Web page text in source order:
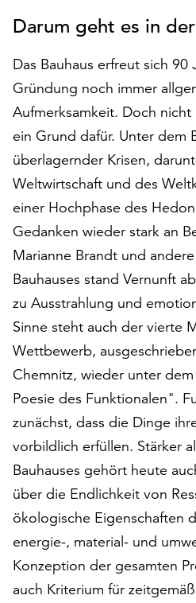
auf
„Alle
um
alle
Cookies
akzeptieren.
Sie
können
Ihr
Einverständnis
jederzeit
ändern
und
Dafür
steht
Ihnen
am
Ende
der
Seite
Schaltfläche
„Cookie-
Einstellungen“
zur
Verfügung.
Funktionale
Cookies
werden
Darum geht es in
Das Bauhaus erfreut sich 90
Gründung noch immer
Aufmerksamkeit. Doch
ein Grund dafür. Unter dem
überlagernder Krisen,
Weltwirtschaft und des
einer Hochphase des
Gedanken wieder stark an
Marianne Brandt und
Bauhauses stand Vernunft
zu Ausstrahlung und
Sinne steht auch der vierte
Wettbewerb,
Chemnitz, wieder unter
Poesie des Funktionalen".
zunächst, dass die Dinge
vorbildlich erfüllen. Stärker
Bauhauses gehört heute
über die Endlichkeit von
ökologische Eigenschaften
energie-, material- und
Konzeption der gesamten
auch Kriterium für